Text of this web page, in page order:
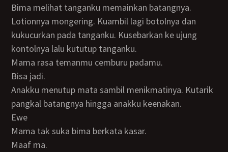
Bima melihat tanganku memainkan batangnya.
Lotionnya mongering. Kuambil lagi botolnya dan
kukucurkan pada tanganku. Kusebarkan ke ujung
kontolnya lalu kututup tanganku.
Mama rasa temanmu cemburu padamu.
Bisa jadi.
Anakku menutup mata sambil menikmatinya. Kutarik
pangkal batangnya hingga anakku keenakan.
Ewe
Mama tak suka bima berkata kasar.
Maaf ma.